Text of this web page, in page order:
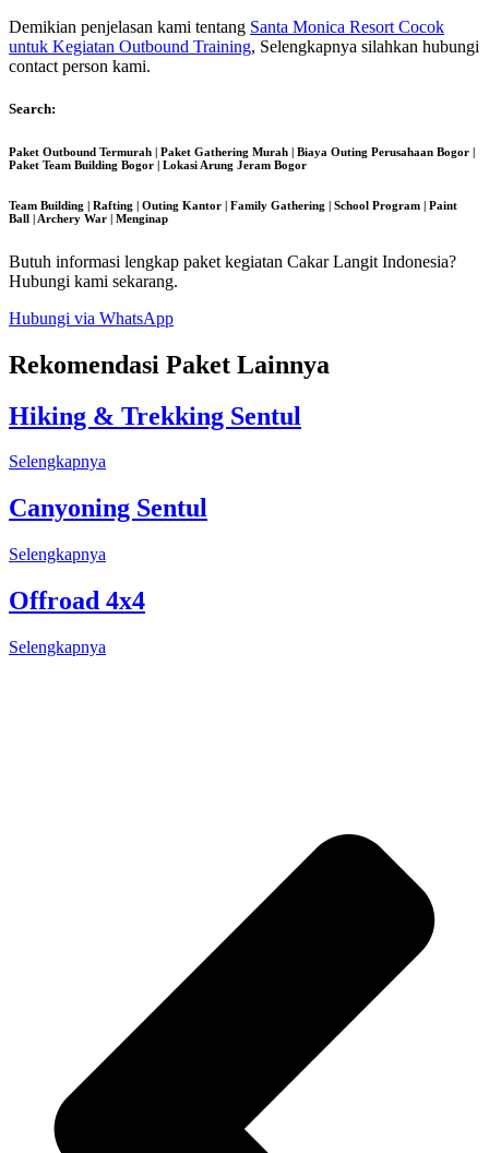
Demikian penjelasan kami tentang Santa Monica Resort Cocok
untuk Kegiatan Outbound Training, Selengkapnya silahkan hubungi
contact person kami.
Search:
Paket Outbound Termurah | Paket Gathering Murah | Biaya Outing Perusahaan Bogor |
Paket Team Building Bogor | Lokasi Arung Jeram Bogor
Team Building | Rafting | Outing Kantor | Family Gathering | School Program | Paint
Ball | Archery War | Menginap
Butuh informasi lengkap paket kegiatan Cakar Langit Indonesia?
Hubungi kami sekarang.
Hubungi via WhatsApp
Rekomendasi Paket Lainnya
Hiking & Trekking Sentul
Selengkapnya
Canyoning Sentul
Selengkapnya
Offroad 4x4
Selengkapnya